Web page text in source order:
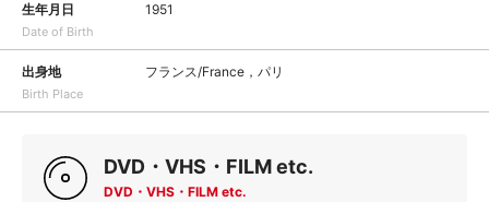
生年月日
Date of Birth
1951
出身地
Birth Place
フランス/France，パリ
DVD・VHS・FILM etc.
DVD・VHS・FILM etc.